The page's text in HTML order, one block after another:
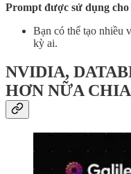
Prompt được sử dụng cho
Bạn có thể tạo nhiều
kỳ ai.
NVIDIA,
HƠN NỮA